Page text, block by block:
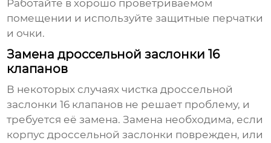
Работайте в хорошо проветриваемом
помещении и используйте защитные перчатки
и очки.
Замена дроссельной заслонки 16
клапанов
В некоторых случаях чисткадроссельной
заслонки 16 клапанов не решает проблему, и
требуется её замена. Замена необходима, если
корпус дроссельной заслонки поврежден, или